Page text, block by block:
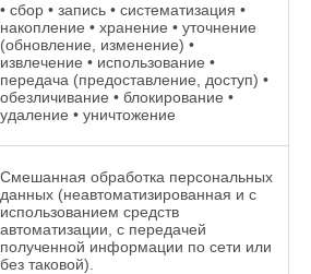
• сбор • запись • систематизация •
накопление • хранение • уточнение
(обновление, изменение) •
извлечение • использование •
передача (предоставление, доступ) •
обезличивание • блокирование •
удаление • уничтожение
Смешанная обработка персональных
данных (неавтоматизированная и с
использованием средств
автоматизации, с передачей
полученной информации по сети или
без таковой).